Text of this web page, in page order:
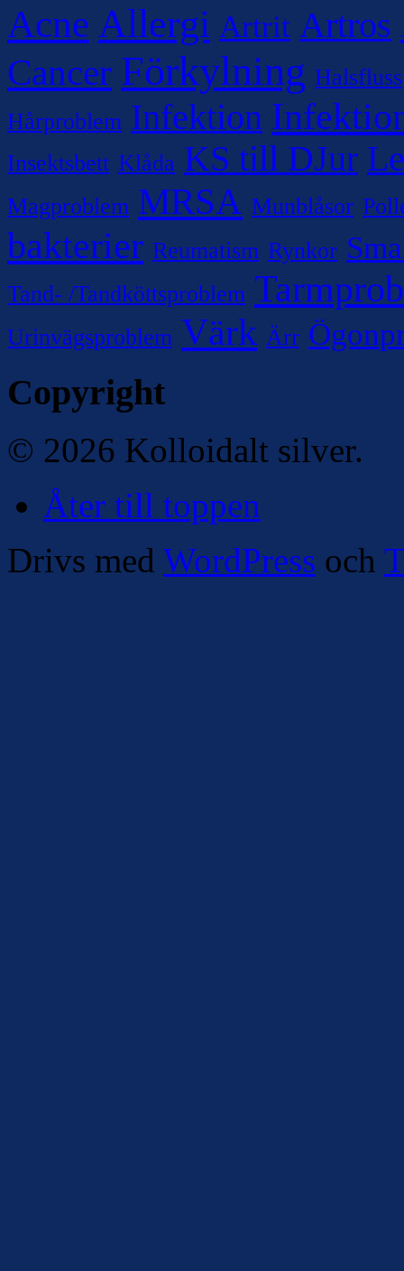
Acne Allergi Artrit Artros
Cancer Förkylning Halsfluss
Hårproblem Infektion
Insektsbett Klåda KS till DJur
Magproblem MRSA Munblåsor
bakterier Reumatism Rynkor
Tand- /Tandköttsproblem
Urinvägsproblem Värk Ärr
Copyright
© 2026 Kolloidalt silver.
Åter till toppen
Drivs med WordPress och